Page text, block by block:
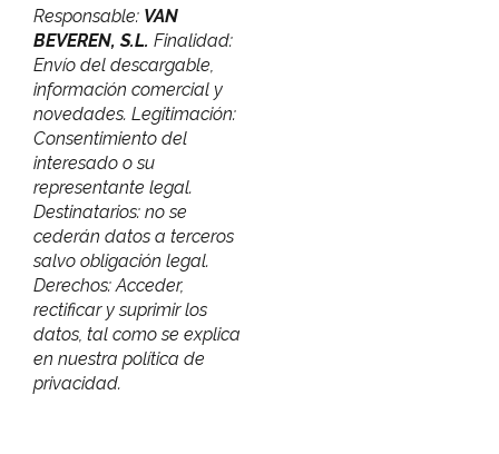
Responsable: VAN
BEVEREN, S.L. Finalidad:
Envío del descargable,
información comercial y
novedades. Legitimación:
Consentimiento del
interesado o su
representante legal.
Destinatarios: no se
cederán datos a terceros
salvo obligación legal.
Derechos: Acceder,
rectificar y suprimir los
datos, tal como se explica
en nuestra política de
privacidad.